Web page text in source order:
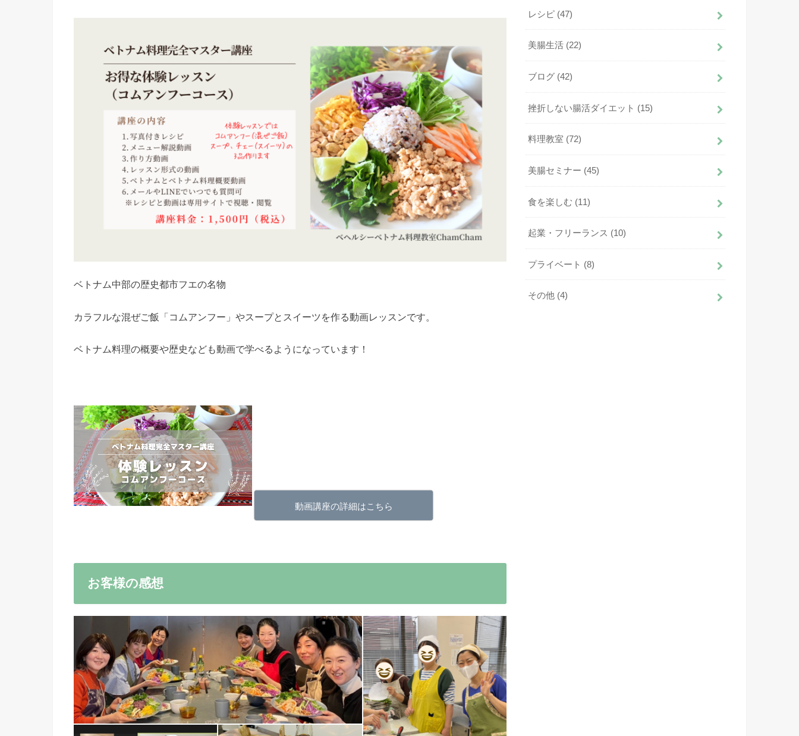
ベトナム中部の歴史都市フエの名物
カラフルな混ぜご飯「コムアンフー」やスープとスイーツを作る動画レッスンです。
ベトナム料理の概要や歴史なども動画で学べるようになっています！
動画講座の詳細はこちら
お客様の感想
レシピ (47)
美腸生活 (22)
ブログ (42)
挫折しない腸活ダイエット (15)
料理教室 (72)
美腸セミナー (45)
食を楽しむ (11)
起業・フリーランス (10)
プライベート (8)
その他 (4)